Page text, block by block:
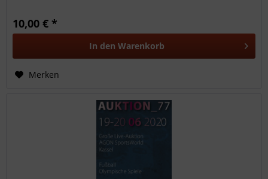
10,00 € *
In den Warenkorb
Merken